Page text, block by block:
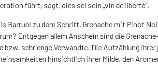
führt, sagt, dies sei sein „vin de liberté“.
Barruol zu dem Schritt, Grenache mit Pinot
Entgegen allem Anschein sind die
bzw. sehr enge Verwandte. Die Aufzählung
hinsichtlich ihrer Milde, den